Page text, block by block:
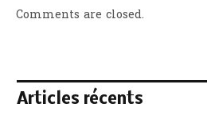
Comments are closed.
Articles récents